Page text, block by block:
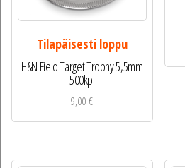
Tilapäisesti loppu
H&N Field Target Trophy 5,5mm
500kpl
9,00€